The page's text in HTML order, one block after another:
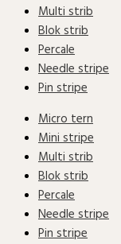
Multi strib
Blok strib
Percale
Needle stripe
Pin stripe
Micro tern
Mini stripe
Multi strib
Blok strib
Percale
Needle stripe
Pin stripe